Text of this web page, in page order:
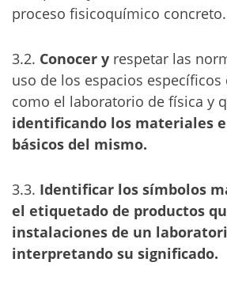
proceso fisicoquímico concreto.
3.2. Conocer y respetar las
uso de los espacios específicos
como el laboratorio de física y
identificando los materiales
básicos del mismo.
3.3. Identificar los símbolos
el etiquetado de productos
instalaciones de un
interpretando su significado.